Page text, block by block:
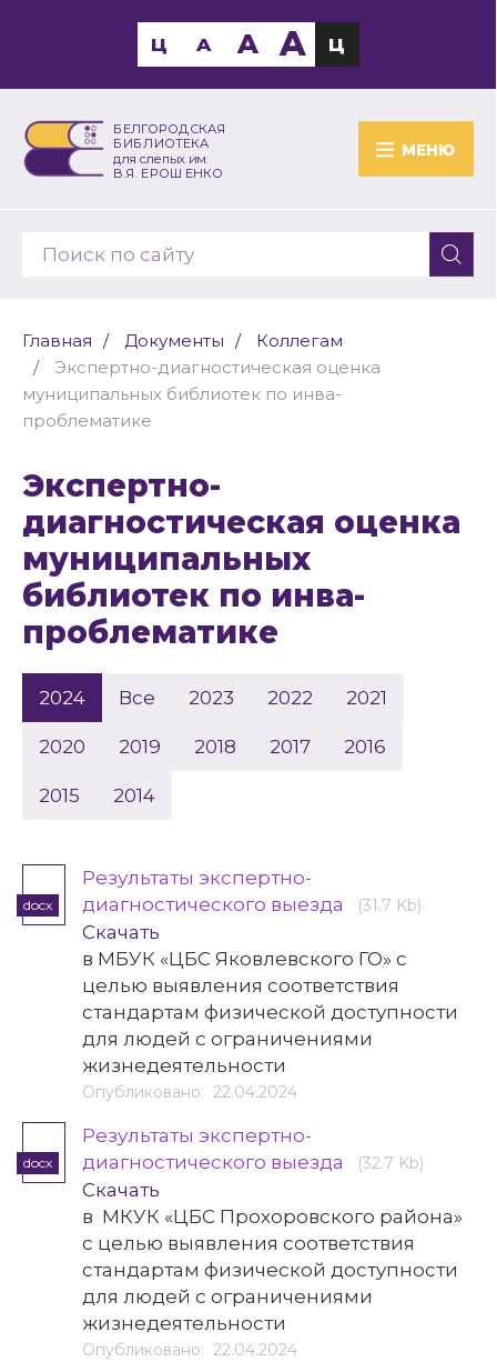
БЕЛГОРОДСКАЯ
БИБЛИОТЕКА
для слепых им.
В.Я. ЕРОШЕНКО
МЕНЮ
Ц A A A Ц
Главная Документы
Коллегам
Экспертно-диагностическая оценка
муниципальных библиотек по инва-
проблематике
Экспертно-
диагностическая оценка
муниципальных
библиотек по инва-
проблематике
Все
2024 2023 2022 2021
2020 2019 2018 2017 2016
2015 2014
docx
Результаты экспертно-
диагностического выезда
(31.7 Kb)
Скачать
в МБУК «ЦБС Яковлевского ГО» с
целью выявления соответствия
стандартам физической доступности
для людей с ограничениями
жизнедеятельности
Опубликовано: 22.04.2024
docx
Результаты экспертно-
диагностического выезда
(32.7 Kb)
Скачать
в МКУК «ЦБС Прохоровского района»
с целью выявления соответствия
стандартам физической доступности
для людей с ограничениями
жизнедеятельности
Опубликовано: 22.04.2024